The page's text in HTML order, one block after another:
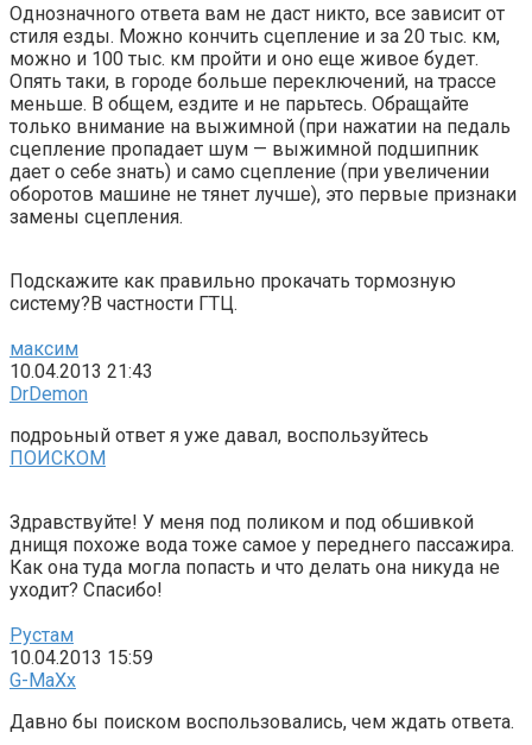
Однозначного ответа вам не даст никто, все зависит от
стиля езды. Можно кончить сцепление и за 20 тыс. км,
можно и 100 тыс. км пройти и оно еще живое будет.
Опять таки, в городе больше переключений, на трассе
меньше. В общем, ездите и не парьтесь. Обращайте
только внимание на выжимной (при нажатии на педаль
сцепление пропадает шум — выжимной подшипник
дает о себе знать) и само сцепление (при увеличении
оборотов машине не тянет лучше), это первые признаки
замены сцепления.
Подскажите как правильно прокачать тормозную
систему?В частности ГТЦ.
максим
10.04.2013 21:43
DrDemon
подроьный ответ я уже давал, воспользуйтесь
ПОИСКОМ
Здравствуйте! У меня под поликом и под обшивкой
днищя похоже вода тоже самое у переднего пассажира.
Как она туда могла попасть и что делать она никуда не
уходит? Спасибо!
Рустам
10.04.2013 15:59
G-MaXx
Давно бы поиском воспользовались, чем ждать ответа.